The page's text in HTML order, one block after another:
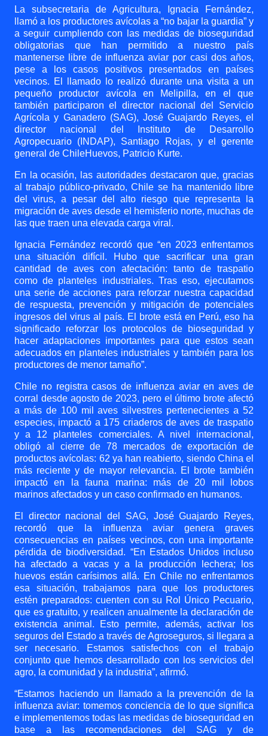
La subsecretaria de Agricultura, Ignacia Fernández,
llamó a los productores avícolas a “no bajar la guardia” y
a seguir cumpliendo con las medidas de bioseguridad
obligatorias que han permitido a nuestro país
mantenerse libre de influenza aviar por casi dos años,
pese a los casos positivos presentados en países
vecinos. El llamado lo realizó durante una visita a un
pequeño productor avícola en Melipilla, en el que
también participaron el director nacional del Servicio
Agrícola y Ganadero (SAG), José Guajardo Reyes, el
director nacional del Instituto de Desarrollo
Agropecuario (INDAP), Santiago Rojas, y el gerente
general de ChileHuevos, Patricio Kurte.
En la ocasión, las autoridades destacaron que, gracias
al trabajo público-privado, Chile se ha mantenido libre
del virus, a pesar del alto riesgo que representa la
migración de aves desde el hemisferio norte, muchas de
las que traen una elevada carga viral.
Ignacia Fernández recordó que “en 2023 enfrentamos
una situación difícil. Hubo que sacrificar una gran
cantidad de aves con afectación: tanto de traspatio
como de planteles industriales. Tras eso, ejecutamos
una serie de acciones para reforzar nuestra capacidad
de respuesta, prevención y mitigación de potenciales
ingresos del virus al país. El brote está en Perú, eso ha
significado reforzar los protocolos de bioseguridad y
hacer adaptaciones importantes para que estos sean
adecuados en planteles industriales y también para los
productores de menor tamaño”.
Chile no registra casos de influenza aviar en aves de
corral desde agosto de 2023, pero el último brote afectó
a más de 100 mil aves silvestres pertenecientes a 52
especies, impactó a 175 criaderos de aves de traspatio
y a 12 planteles comerciales. A nivel internacional,
obligó al cierre de 78 mercados de exportación de
productos avícolas: 62 ya han reabierto, siendo China el
más reciente y de mayor relevancia. El brote también
impactó en la fauna marina: más de 20 mil lobos
marinos afectados y un caso confirmado en humanos.
El director nacional del SAG, José Guajardo Reyes,
recordó que la influenza aviar genera graves
consecuencias en países vecinos, con una importante
pérdida de biodiversidad. “En Estados Unidos incluso
ha afectado a vacas y a la producción lechera; los
huevos están carísimos allá. En Chile no enfrentamos
esa situación, trabajamos para que los productores
estén preparados: cuenten con su Rol Único Pecuario,
que es gratuito, y realicen anualmente la declaración de
existencia animal. Esto permite, además, activar los
seguros del Estado a través de Agroseguros, si llegara a
ser necesario. Estamos satisfechos con el trabajo
conjunto que hemos desarrollado con los servicios del
agro, la comunidad y la industria”, afirmó.
“Estamos haciendo un llamado a la prevención de la
influenza aviar: tomemos conciencia de lo que significa
e implementemos todas las medidas de bioseguridad en
base a las recomendaciones del SAG y de